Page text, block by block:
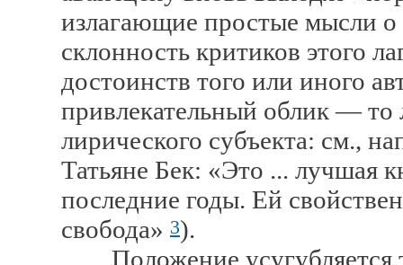
излагающие простые мысли
склонность критиков этого
достоинств того или иного
привлекательный облик — то
лирического субъекта: см.,
Татьяне Бек: «Это ... лучшая
последние годы. Ей
свобода» 3).
Положение усугубляется